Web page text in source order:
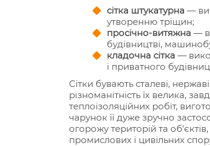
сітка штукатурна —
утворенню тріщин;
просічно-витяжна —
будівництві,
кладочна сітка —
і приватного
Сітки бувають сталеві,
різноманітність їх велика,
теплоізоляційних робіт,
чарунок її дуже зручно
огорожу територій та
промислових і цивільних